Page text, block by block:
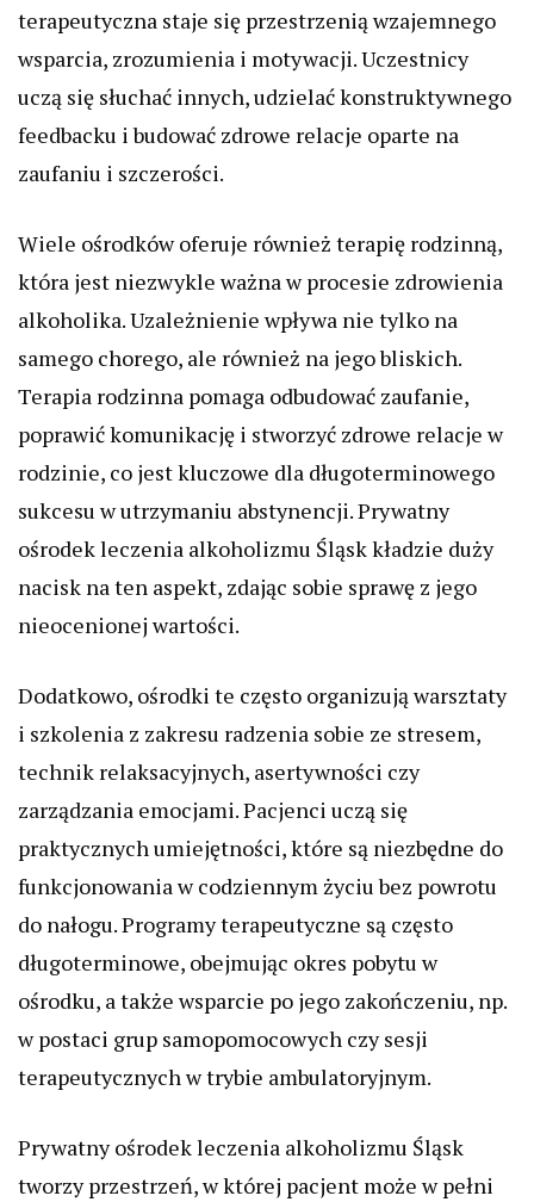
terapeutyczna staje się przestrzenią wzajemnego
wsparcia, zrozumienia i motywacji. Uczestnicy
uczą się słuchać innych, udzielać konstruktywnego
feedbacku i budować zdrowe relacje oparte na
zaufaniu i szczerości.
Wiele ośrodków oferuje również terapię rodzinną,
która jest niezwykle ważna w procesie zdrowienia
alkoholika. Uzależnienie wpływa nie tylko na
samego chorego, ale również na jego bliskich.
Terapia rodzinna pomaga odbudować zaufanie,
poprawić komunikację i stworzyć zdrowe relacje w
rodzinie, co jest kluczowe dla długoterminowego
sukcesu w utrzymaniu abstynencji. Prywatny
ośrodek leczenia alkoholizmu Śląsk kładzie duży
nacisk na ten aspekt, zdając sobie sprawę z jego
nieocenionej wartości.
Dodatkowo, ośrodki te często organizują warsztaty
i szkolenia z zakresu radzenia sobie ze stresem,
technik relaksacyjnych, asertywności czy
zarządzania emocjami. Pacjenci uczą się
praktycznych umiejętności, które są niezbędne do
funkcjonowania w codziennym życiu bez powrotu
do nałogu. Programy terapeutyczne są często
długoterminowe, obejmując okres pobytu w
ośrodku, a także wsparcie po jego zakończeniu, np.
w postaci grup samopomocowych czy sesji
terapeutycznych w trybie ambulatoryjnym.
Prywatny ośrodek leczenia alkoholizmu Śląsk
tworzy przestrzeń, w której pacjent może w pełni